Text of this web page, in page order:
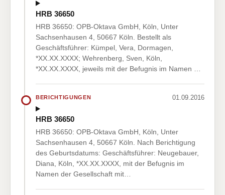
HRB 36650
HRB 36650: OPB-Oktava GmbH, Köln, Unter
Sachsenhausen 4, 50667 Köln. Bestellt als
Geschäftsführer: Kümpel, Vera, Dormagen,
*XX.XX.XXXX; Wehrenberg, Sven, Köln,
*XX.XX.XXXX, jeweils mit der Befugnis im Namen …
BERICHTIGUNGEN 01.09.2016
HRB 36650
HRB 36650: OPB-Oktava GmbH, Köln, Unter
Sachsenhausen 4, 50667 Köln. Nach Berichtigung
des Geburtsdatums: Geschäftsführer: Neugebauer,
Diana, Köln, *XX.XX.XXXX, mit der Befugnis im
Namen der Gesellschaft mit…